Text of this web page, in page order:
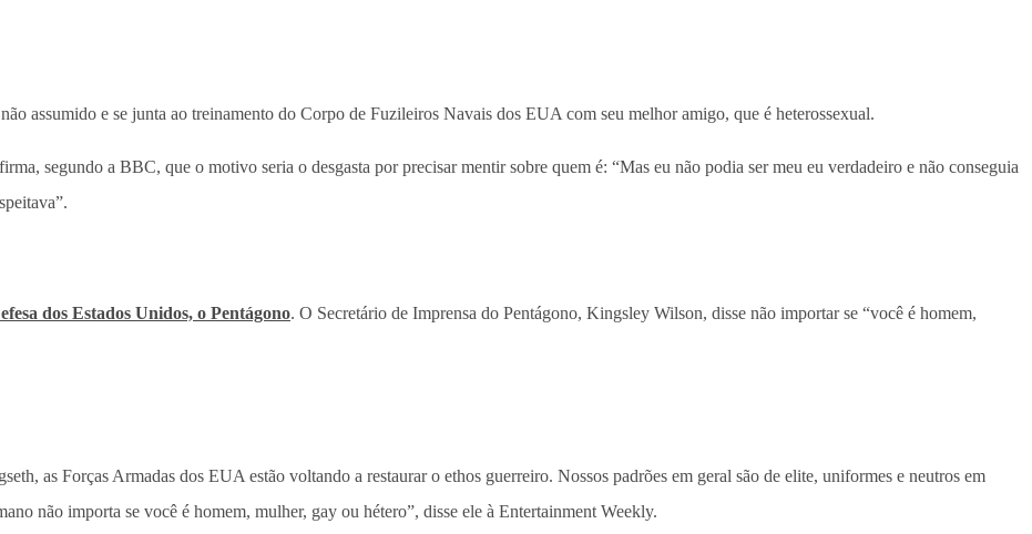
assumido e se junta ao treinamento do Corpo de Fuzileiros Navais dos EUA com seu melhor amigo, que é heterossexual.
segundo a BBC, que o motivo seria o desgasta por precisar mentir sobre quem é: “Mas eu não podia ser meu eu verdadeiro e não conseguia
dos Estados Unidos, o Pentágono. O Secretário de Imprensa do Pentágono, Kingsley Wilson, disse não importar se “você é homem,
as Forças Armadas dos EUA estão voltando a restaurar o ethos guerreiro. Nossos padrões em geral são de elite, uniformes e neutros em
não importa se você é homem, mulher, gay ou hétero”, disse ele à Entertainment Weekly.